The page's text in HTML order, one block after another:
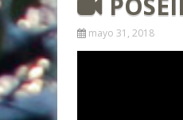
mayo 31, 2018